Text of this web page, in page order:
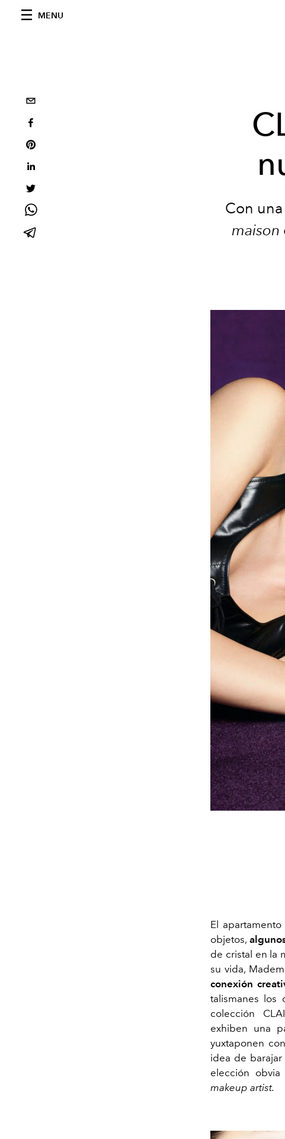
MENU
Con
maison
El
objetos,
de cristal en la
su vida,
conexión
talismanes los
colección
exhiben una
yuxtaponen
idea de
elección
makeup artist.